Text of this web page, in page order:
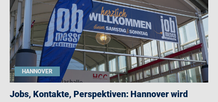
HANNOVER
Jobs, Kontakte, Perspektiven: Hannover wird